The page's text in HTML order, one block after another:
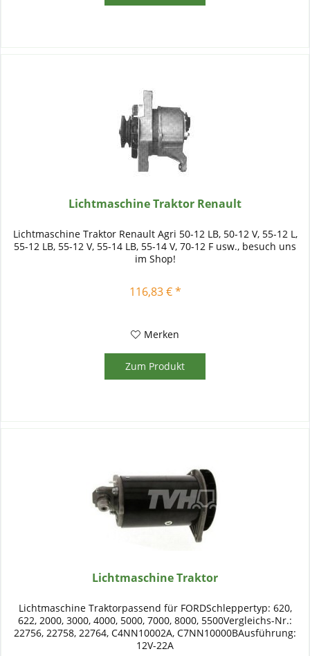
Lichtmaschine Traktor Renault
Lichtmaschine Traktor Renault Agri 50-12 LB, 50-12 V, 55-12 L,
55-12 LB, 55-12 V, 55-14 LB, 55-14 V, 70-12 F usw., besuch uns
im Shop!
116,83 € *
Merken
Zum Produkt
Lichtmaschine Traktor
Lichtmaschine Traktorpassend für FORDSchleppertyp: 620,
622, 2000, 3000, 4000, 5000, 7000, 8000, 5500Vergleichs-Nr.:
22756, 22758, 22764, C4NN10002A, C7NN10000BAusführung:
12V-22A